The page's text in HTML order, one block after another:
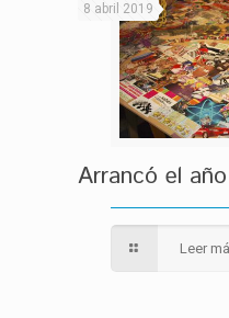
8 abril 2019
Arrancó el
Leer